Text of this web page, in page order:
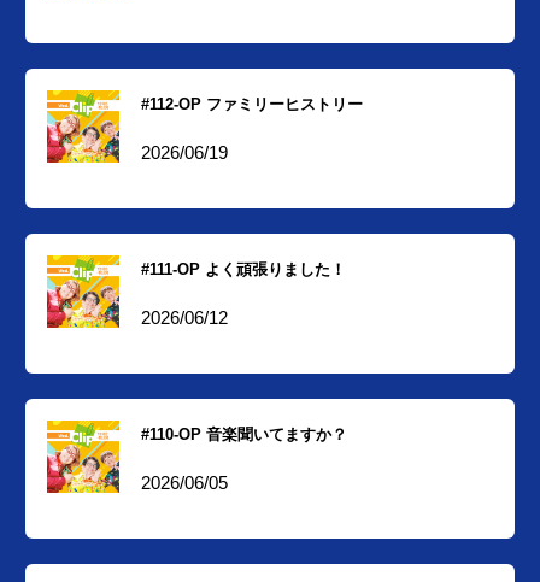
#112-OP ファミリーヒストリー
2026/06/19
#111-OP よく頑張りました！
2026/06/12
#110-OP 音楽聞いてますか？
2026/06/05